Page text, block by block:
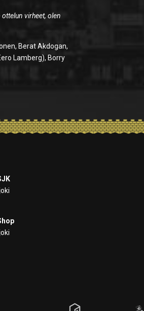
virheet, olen
Berat Akdogan,
Lamberg), Borry